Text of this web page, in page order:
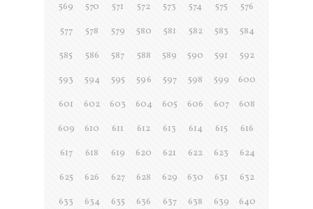
569
570 571 572 573 574 575
576
577
578 579 580 581 582 583
584
585
586 587 588 589 590 591
592
593
594 595 596 597 598 599
600
601
602 603 604 605 606 607
608
609
610 611 612 613 614 615
616
617
618 619 620 621 622 623
624
625
626 627 628 629 630 631
632
633
634 635 636 637 638 639
640